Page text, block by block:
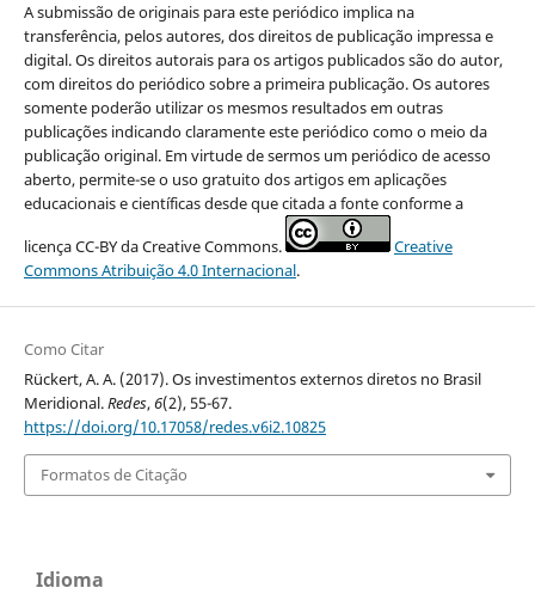
A submissão de originais para este periódico implica na
transferência, pelos autores, dos direitos de publicação impressa e
digital. Os direitos autorais para os artigos publicados são do autor,
com direitos do periódico sobre a primeira publicação. Os autores
somente poderão utilizar os mesmos resultados em outras
publicações indicando claramente este periódico como o meio da
publicação original. Em virtude de sermos um periódico de acesso
aberto, permite-se o uso gratuito dos artigos em aplicações
educacionais e científicas desde que citada a fonte conforme a
licença CC-BY da Creative Commons.
Creative
Commons Atribuição 4.0 Internacional.
Como Citar
Rückert, A. A. (2017). Os investimentos externos diretos no Brasil
Meridional.Redes,6(2), 55-67.
https://doi.org/10.17058/redes.v6i2.10825
Formatos de Citação
Idioma